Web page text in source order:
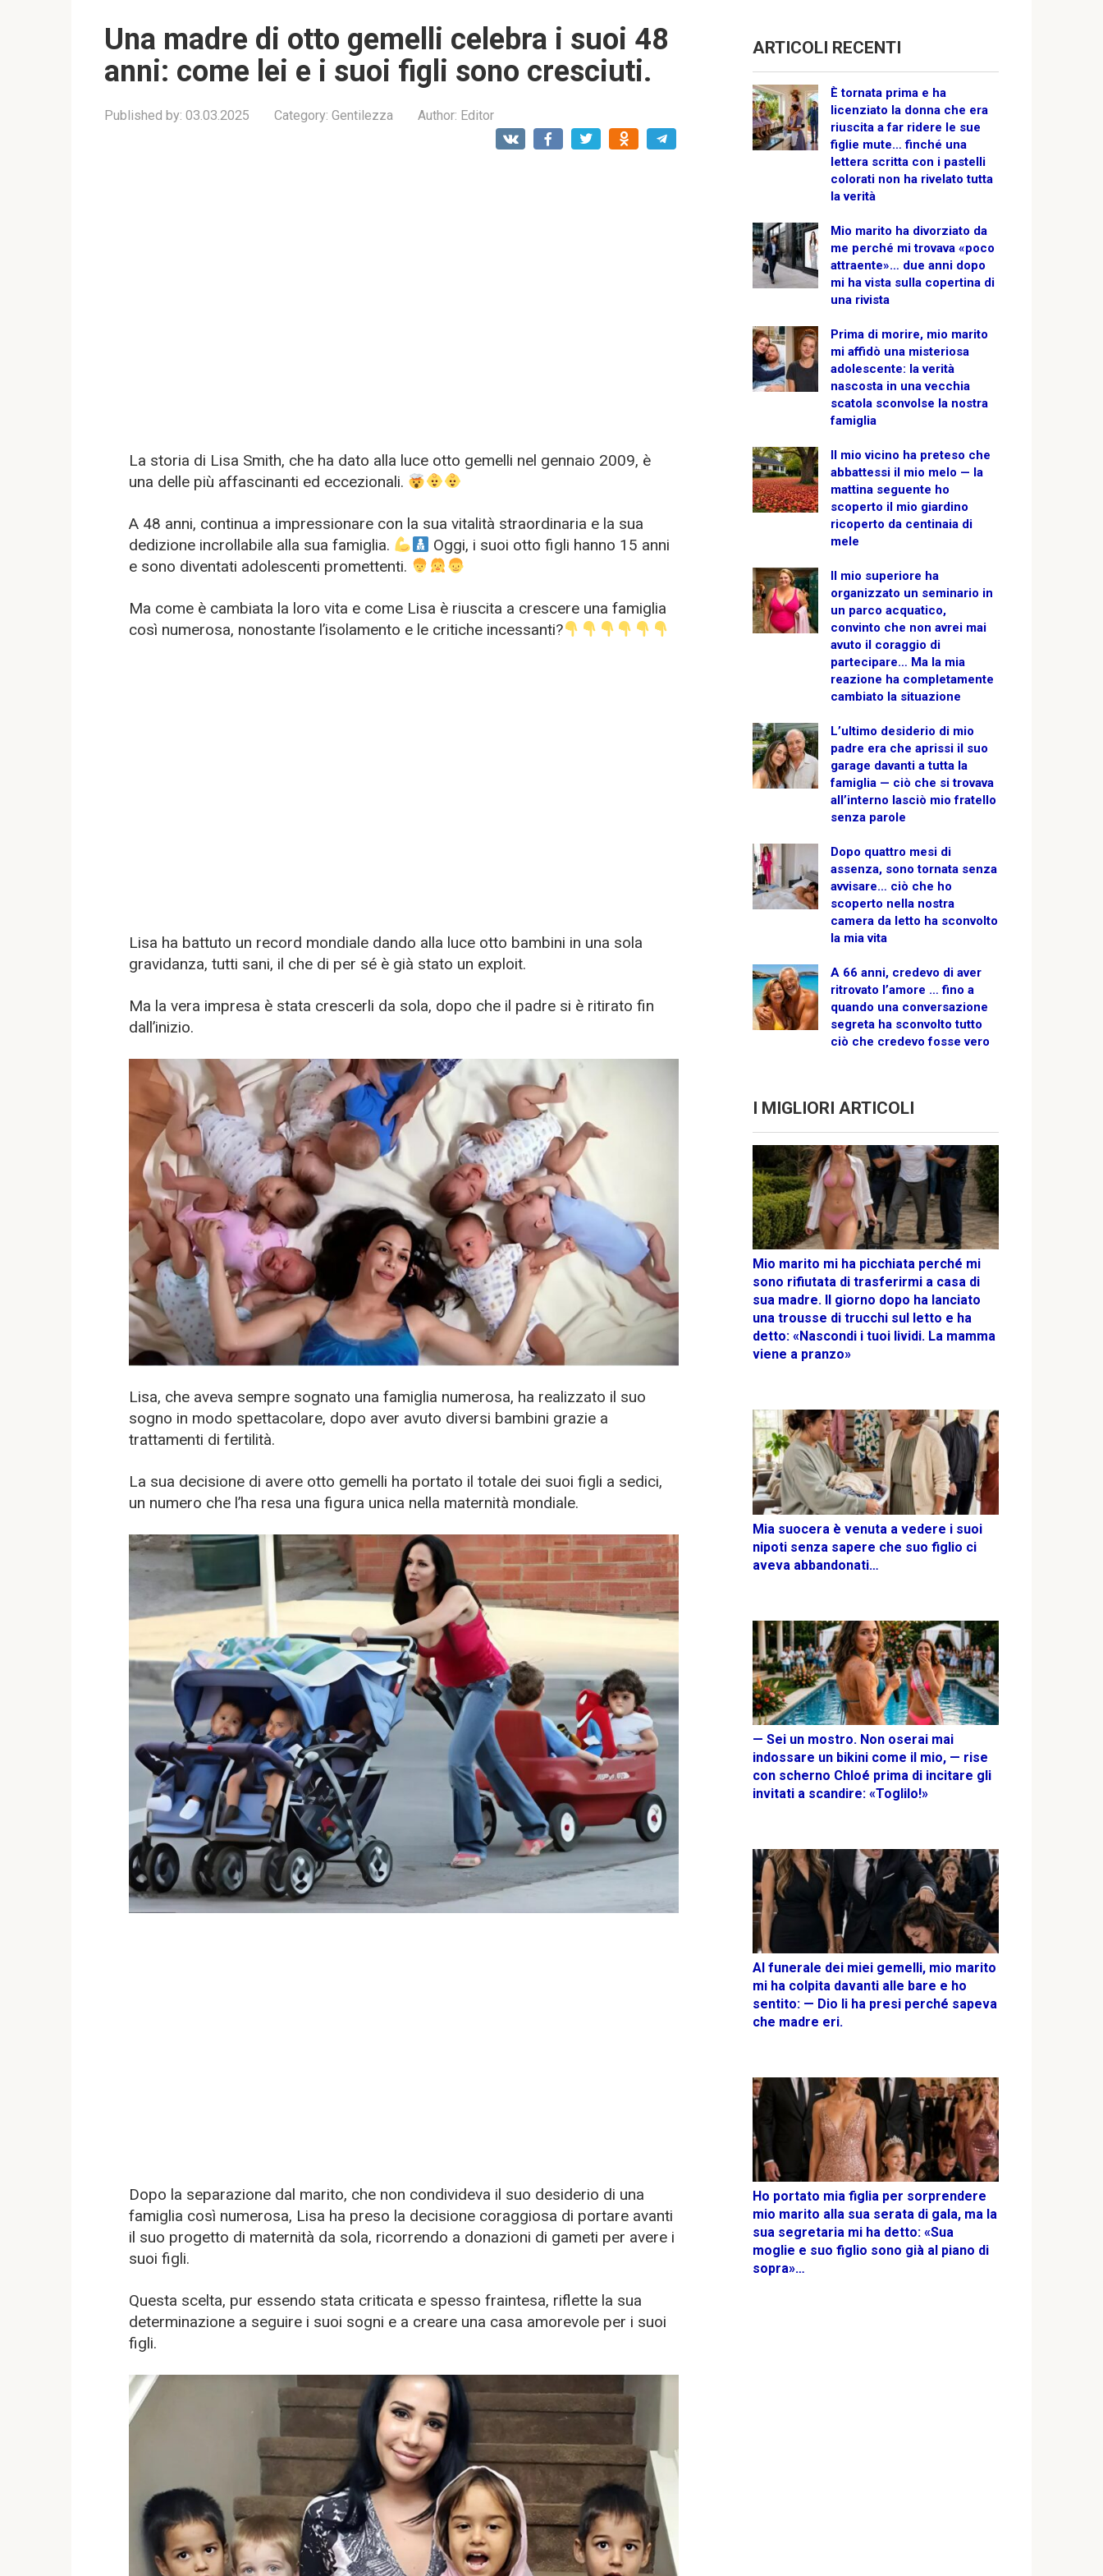
Una madre di otto gemelli celebra i suoi 48
anni: come lei e i suoi figli sono cresciuti.
Published by: 03.03.2025 Category: Gentilezza Author: Editor
La storia di Lisa Smith, che ha dato alla luce otto gemelli nel gennaio 2009, è
una delle più affascinanti ed eccezionali.
A 48 anni, continua a impressionare con la sua vitalità straordinaria e la sua
dedizione incrollabile alla sua famiglia.
Oggi, i suoi otto figli hanno 15 anni
e sono diventati adolescenti promettenti.
Ma come è cambiata la loro vita e come Lisa è riuscita a crescere una famiglia
così numerosa, nonostante l’isolamento e le critiche incessanti?
Lisa ha battuto un record mondiale dando alla luce otto bambini in una sola
gravidanza, tutti sani, il che di per sé è già stato un exploit.
Ma la vera impresa è stata crescerli da sola, dopo che il padre si è ritirato fin
dall’inizio.
Lisa, che aveva sempre sognato una famiglia numerosa, ha realizzato il suo
sogno in modo spettacolare, dopo aver avuto diversi bambini grazie a
trattamenti di fertilità.
La sua decisione di avere otto gemelli ha portato il totale dei suoi figli a sedici,
un numero che l’ha resa una figura unica nella maternità mondiale.
Dopo la separazione dal marito, che non condivideva il suo desiderio di una
famiglia così numerosa, Lisa ha preso la decisione coraggiosa di portare avanti
il suo progetto di maternità da sola, ricorrendo a donazioni di gameti per avere i
suoi figli.
Questa scelta, pur essendo stata criticata e spesso fraintesa, riflette la sua
determinazione a seguire i suoi sogni e a creare una casa amorevole per i suoi
figli.
ARTICOLI RECENTI
È tornata prima e ha
licenziato la donna che era
riuscita a far ridere le sue
figlie mute… finché una
lettera scritta con i pastelli
colorati non ha rivelato tutta
la verità
Mio marito ha divorziato da
me perché mi trovava «poco
attraente»… due anni dopo
mi ha vista sulla copertina di
una rivista
Prima di morire, mio marito
mi affidò una misteriosa
adolescente: la verità
nascosta in una vecchia
scatola sconvolse la nostra
famiglia
Il mio vicino ha preteso che
abbattessi il mio melo — la
mattina seguente ho
scoperto il mio giardino
ricoperto da centinaia di
mele
Il mio superiore ha
organizzato un seminario in
un parco acquatico,
convinto che non avrei mai
avuto il coraggio di
partecipare… Ma la mia
reazione ha completamente
cambiato la situazione
L’ultimo desiderio di mio
padre era che aprissi il suo
garage davanti a tutta la
famiglia — ciò che si trovava
all’interno lasciò mio fratello
senza parole
Dopo quattro mesi di
assenza, sono tornata senza
avvisare… ciò che ho
scoperto nella nostra
camera da letto ha sconvolto
la mia vita
A 66 anni, credevo di aver
ritrovato l’amore … fino a
quando una conversazione
segreta ha sconvolto tutto
ciò che credevo fosse vero
I MIGLIORI ARTICOLI
Mio marito mi ha picchiata perché mi
sono rifiutata di trasferirmi a casa di
sua madre. Il giorno dopo ha lanciato
una trousse di trucchi sul letto e ha
detto: «Nascondi i tuoi lividi. La mamma
viene a pranzo»
Mia suocera è venuta a vedere i suoi
nipoti senza sapere che suo figlio ci
aveva abbandonati…
— Sei un mostro. Non oserai mai
indossare un bikini come il mio, — rise
con scherno Chloé prima di incitare gli
invitati a scandire: «Toglilo!»
Al funerale dei miei gemelli, mio marito
mi ha colpita davanti alle bare e ho
sentito: — Dio li ha presi perché sapeva
che madre eri.
Ho portato mia figlia per sorprendere
mio marito alla sua serata di gala, ma la
sua segretaria mi ha detto: «Sua
moglie e suo figlio sono già al piano di
sopra»…